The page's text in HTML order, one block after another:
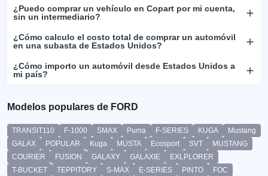
¿Puedo comprar un vehículo en Copart por mi cuenta,
sin un intermediario?
¿Cómo calculo el costo total de comprar un automóvil
en una subasta de Estados Unidos?
¿Cómo importo un automóvil desde Estados Unidos a
mi país?
Modelos populares de FORD
TRANSIT110 F-1000 SMAX Puma F-SERIES KUGA
Mustang
GALAX
POPULAR Kuga MUSTA Ecosport SVT
MUSTANG
COURIER
FUSION GALAXY GALAXIE
EXLPLORER
T-BUCKET
TEPPITORY S-MAX E-SERIES PINTO
FOC